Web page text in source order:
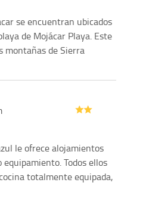
se encuentran ubicados
de Mojácar Playa. Este
montañas de Sierra
le ofrece alojamientos
Todos ellos
totalmente equipada,